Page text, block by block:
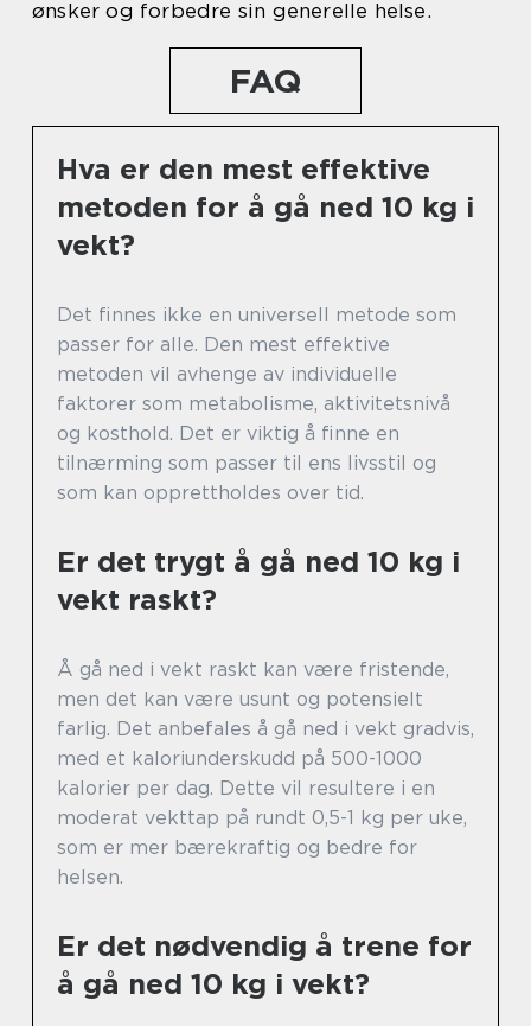
ønsker og forbedre sin generelle helse.
FAQ
Hva er den mest effektive
metoden for å gå ned 10 kg i
vekt?
Det finnes ikke en universell metode som
passer for alle. Den mest effektive
metoden vil avhenge av individuelle
faktorer som metabolisme, aktivitetsnivå
og kosthold. Det er viktig å finne en
tilnærming som passer til ens livsstil og
som kan opprettholdes over tid.
Er det trygt å gå ned 10 kg i
vekt raskt?
Å gå ned i vekt raskt kan være fristende,
men det kan være usunt og potensielt
farlig. Det anbefales å gå ned i vekt gradvis,
med et kaloriunderskudd på 500-1000
kalorier per dag. Dette vil resultere i en
moderat vekttap på rundt 0,5-1 kg per uke,
som er mer bærekraftig og bedre for
helsen.
Er det nødvendig å trene for
å gå ned 10 kg i vekt?